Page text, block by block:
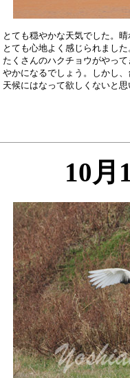
とても穏やかな天気でした。
とても心地よく感じられまし
たくさんのハクチョウがやっ
やかになるでしょう。しかし
10月